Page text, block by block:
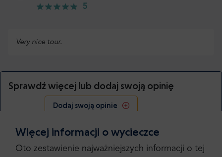
5
Very nice tour.
Sprawdź więcej lub dodaj swoją opinię
Dodaj swoją opinie
Więcej informacji o wycieczce
Oto zestawienie najważniejszych informacji o tej